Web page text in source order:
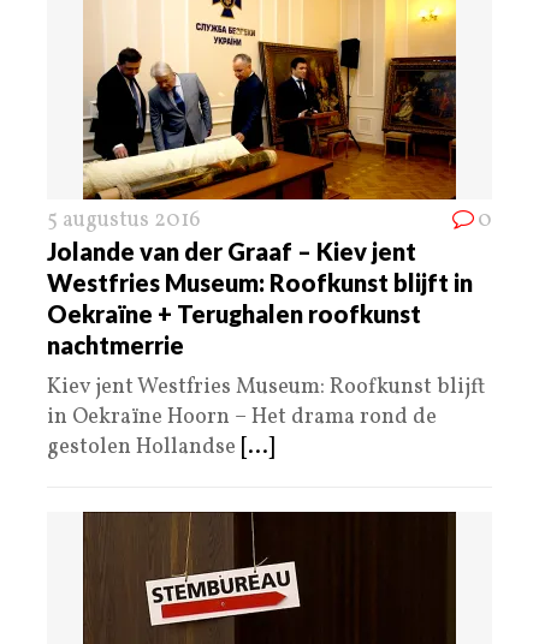
5 augustus 2016 0
Jolande van der Graaf – Kiev jent
Westfries Museum: Roofkunst blijft in
Oekraïne + Terughalen roofkunst
nachtmerrie
Kiev jent Westfries Museum: Roofkunst blijft
in Oekraïne Hoorn – Het drama rond de
gestolen Hollandse [...]